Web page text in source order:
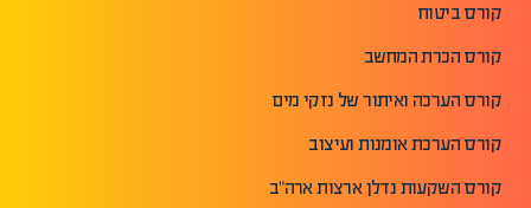
קורס ביטוח
קורס הכרת המחשב
קורס הערכה ואיתור של נזקי מים
קורס הערכת אומנות ועיצוב
קורס השקעות נדלן ארצות ארה"ב